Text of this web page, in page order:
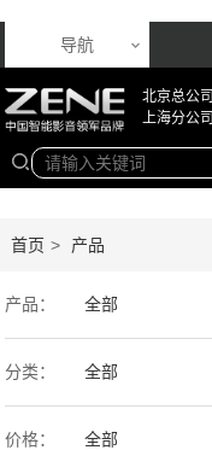
导航
北京总公司
上海分公司
首页 > 产品
产品： 全部
音响产品
专业扩声音箱
分类： 全部
编织透声幕
价格： 全部